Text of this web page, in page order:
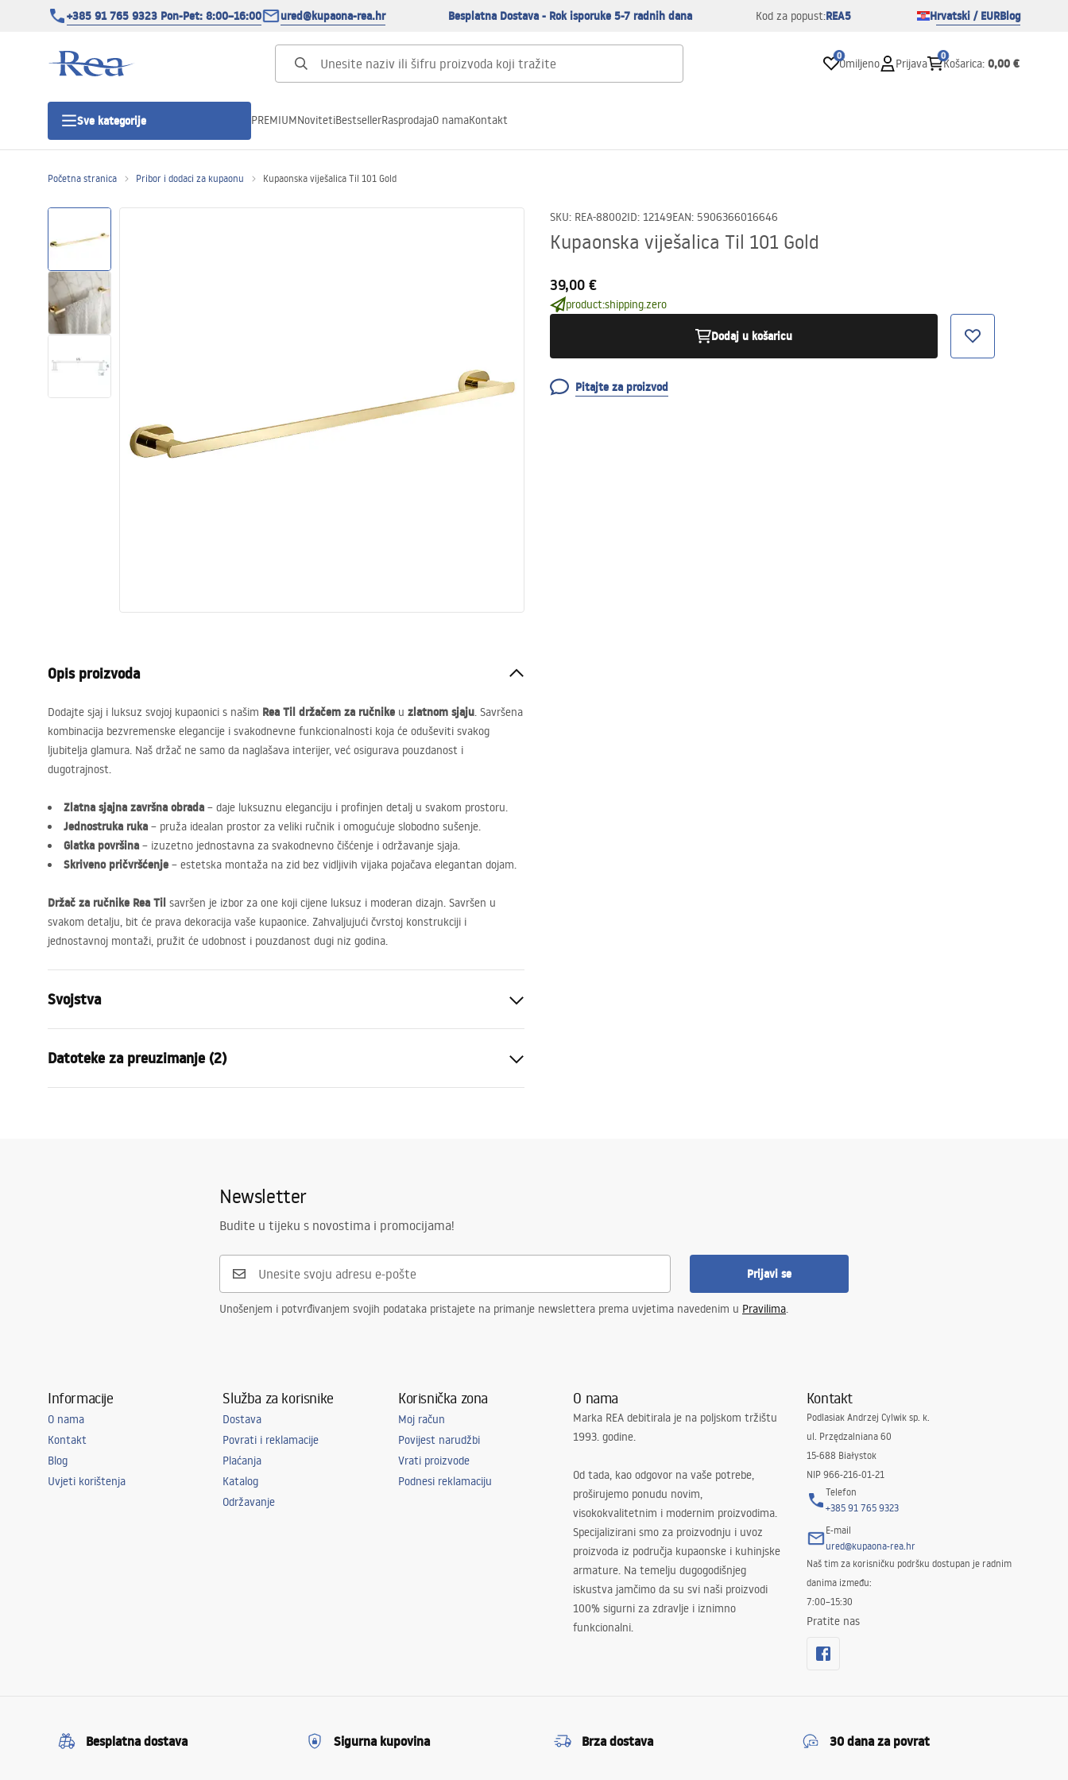
+385 91 765 9323 Pon-Pet: 8:00–16:00 ured@kupaona-rea.hr Besplatna Dostava - Rok isporuke 5-7 radnih dana Kod za popust:REA5 Hrvatski / EURBlog
0
Omiljeno Prijava
0
Košarica: 0,00 €
Sve kategorije
Tuš vrata
Tuš kade
Tuš Kanalice
WC školjke
PREMIUMNovitetiBestsellerRasprodajaO namaKontakt
Početna stranica Pribor i dodaci za kupaonu Kupaonska viješalica Til 101 Gold
SKU: REA-88002ID: 12149EAN: 5906366016646
Kupaonska viješalica Til 101 Gold
39,00 €
product:shipping.zero
Dodaj u košaricu
Pitajte za proizvod
Opis proizvoda
Dodajte sjaj i luksuz svojoj kupaonici s našim Rea Til držačem za ručnike u zlatnom sjaju. Savršena
kombinacija bezvremenske elegancije i svakodnevne funkcionalnosti koja će oduševiti svakog
ljubitelja glamura. Naš držač ne samo da naglašava interijer, već osigurava pouzdanost i
dugotrajnost.
Zlatna sjajna završna obrada – daje luksuznu eleganciju i profinjen detalj u svakom prostoru.
Jednostruka ruka – pruža idealan prostor za veliki ručnik i omogućuje slobodno sušenje.
Glatka površina – izuzetno jednostavna za svakodnevno čišćenje i održavanje sjaja.
Skriveno pričvršćenje – estetska montaža na zid bez vidljivih vijaka pojačava elegantan dojam.
Držač za ručnike Rea Til savršen je izbor za one koji cijene luksuz i moderan dizajn. Savršen u
svakom detalju, bit će prava dekoracija vaše kupaonice. Zahvaljujući čvrstoj konstrukciji i
jednostavnoj montaži, pružit će udobnost i pouzdanost dugi niz godina.
Svojstva
Materijal
Način montaže
Na vijke
Til
24 mjeseca
Datoteke za preuzimanje (2)
Newsletter
Budite u tijeku s novostima i promocijama!
Prijavi se
Unošenjem i potvrđivanjem svojih podataka pristajete na primanje newslettera prema uvjetima navedenim u Pravilima.
Informacije
O nama
Kontakt
Blog
Uvjeti korištenja
Služba za korisnike
Dostava
Povrati i reklamacije
Plaćanja
Katalog
Održavanje
Korisnička zona
Moj račun
Povijest narudžbi
Vrati proizvode
Podnesi reklamaciju
O nama
Marka REA debitirala je na poljskom tržištu
1993. godine.
Od tada, kao odgovor na vaše potrebe,
proširujemo ponudu novim,
visokokvalitetnim i modernim proizvodima.
Specijalizirani smo za proizvodnju i uvoz
proizvoda iz područja kupaonske i kuhinjske
armature. Na temelju dugogodišnjeg
iskustva jamčimo da su svi naši proizvodi
100% sigurni za zdravlje i iznimno
funkcionalni.
Kontakt
Podlasiak Andrzej Cylwik sp. k.
ul. Przędzalniana 60
15-688 Białystok
NIP 966-216-01-21
Telefon
+385 91 765 9323
E-mail
ured@kupaona-rea.hr
Naš tim za korisničku podršku dostupan je radnim
danima između:
7:00–15:30
Pratite nas
Besplatna dostava Sigurna kupovina Brza dostava 30 dana za povrat